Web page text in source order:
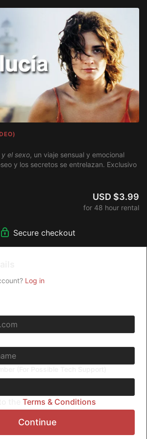
Log in
Terms & Conditions
Continue
y el sexo, un viaje sensual y emocional
y los secretos se entrelazan. Exclusivo
USD $3.99
for 48 hour rental
Secure checkout